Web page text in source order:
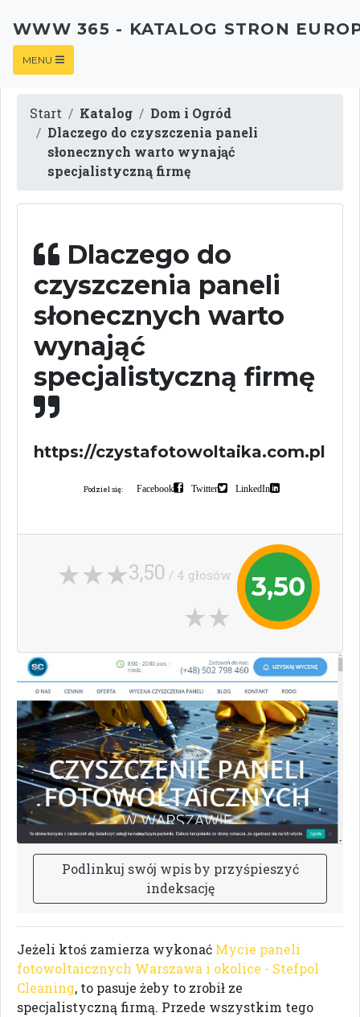
WWW 365 - KATALOG STRON
MENU
Start Katalog
Dom i Ogród
Dlaczego do czyszczenia paneli
słonecznych warto wynająć
specjalistyczną firmę
Dlaczego do
czyszczenia paneli
słonecznych warto
wynająć
specjalistyczną firmę
https://czystafotowoltaika.com.pl
Podziel się: Facebook Twitter LinkedIn
3,50
3,50 / 4 głosów
Podlinkuj swój wpisby przyśpieszyć
indeksację
Jeżeli ktoś zamierza wykonać Mycie paneli
fotowoltaicznych Warszawa i okolice - Stefpol
Cleaning, to pasuje żeby to zrobił ze
specjalistyczną firmą. Przede wszystkim tego